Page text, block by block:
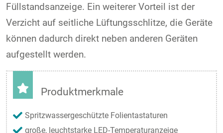
Füllstandsanzeige. Ein weiterer Vorteil ist der
Verzicht auf seitliche Lüftungsschlitze, die Geräte
können dadurch direkt neben anderen Geräten
aufgestellt werden.
Produktmerkmale
Spritzwassergeschützte Folientastaturen
große, leuchtstarke LED-Temperaturanzeige